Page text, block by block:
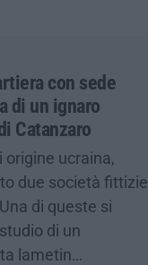
con sede
di un ignaro
Catanzaro
origine ucraina,
due società fittizie
di queste si
di un
lametin…